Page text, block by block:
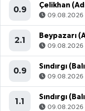
0.9
Çelikhan
09.08.2026
2.1
Beypazarı
09.08.2026
0.9
Sındırgı
09.08.2026
1.1
Sındırgı
09.08.2026